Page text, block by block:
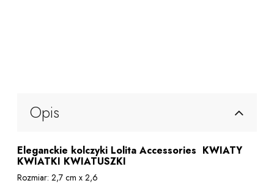
Opis
Eleganckie kolczyki Lolita Accessories KWIATY
KWIATKI KWIATUSZKI
Rozmiar: 2,7 cm x 2,6